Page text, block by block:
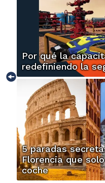
Por qué la
redefiniendo la
5 paradas
Florencia que
coche